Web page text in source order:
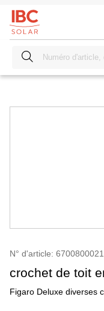
N° d'article: 6700800021
crochet de toit
Figaro Deluxe diverses